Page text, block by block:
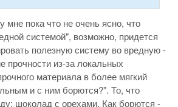
пока что не очень ясно, что
системой", возможно, придется
полезную систему во вредную -
прочности из-за локальных
материала в более мягкий
и с ним борются?". То, что
шоколад с орехами. Как борются -